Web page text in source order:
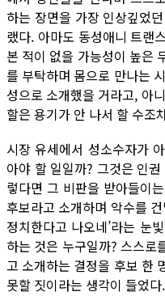
하는 장면을 가장 인상깊었
랬다. 아마도 동성애니 트랜
본 적이 없을 가능성이 높은
를 부탁하며 몸으로 만나는
성으로 소개했을 거라고, 아
할은 용기가 안 나서 할 수조
시장 유세에서 성소수자가
아야 할 일일까? 그것은 인
렇다면 그 비판을 받아들이
후보라고 소개하며 악수를
정치한다고 나오네’라는 눈
하는 것은 누구일까? 스스로
고 소개하는 결정을 후보 한
못할 짓이라는 생각이 들었다.